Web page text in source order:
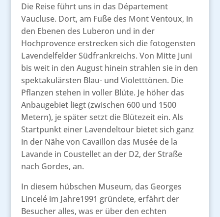
Die Reise führt uns in das Département
Vaucluse. Dort, am Fuße des Mont Ventoux, in
den Ebenen des Luberon und in der
Hochprovence erstrecken sich die fotogensten
Lavendelfelder Südfrankreichs. Von Mitte Juni
bis weit in den August hinein strahlen sie in den
spektakulärsten Blau- und Violetttönen. Die
Pflanzen stehen in voller Blüte. Je höher das
Anbaugebiet liegt (zwischen 600 und 1500
Metern), je später setzt die Blütezeit ein. Als
Startpunkt einer Lavendeltour bietet sich ganz
in der Nähe von Cavaillon das Musée de la
Lavande in Coustellet an der D2, der Straße
nach Gordes, an.
In diesem hübschen Museum, das Georges
Lincelé im Jahre1991 gründete, erfährt der
Besucher alles, was er über den echten